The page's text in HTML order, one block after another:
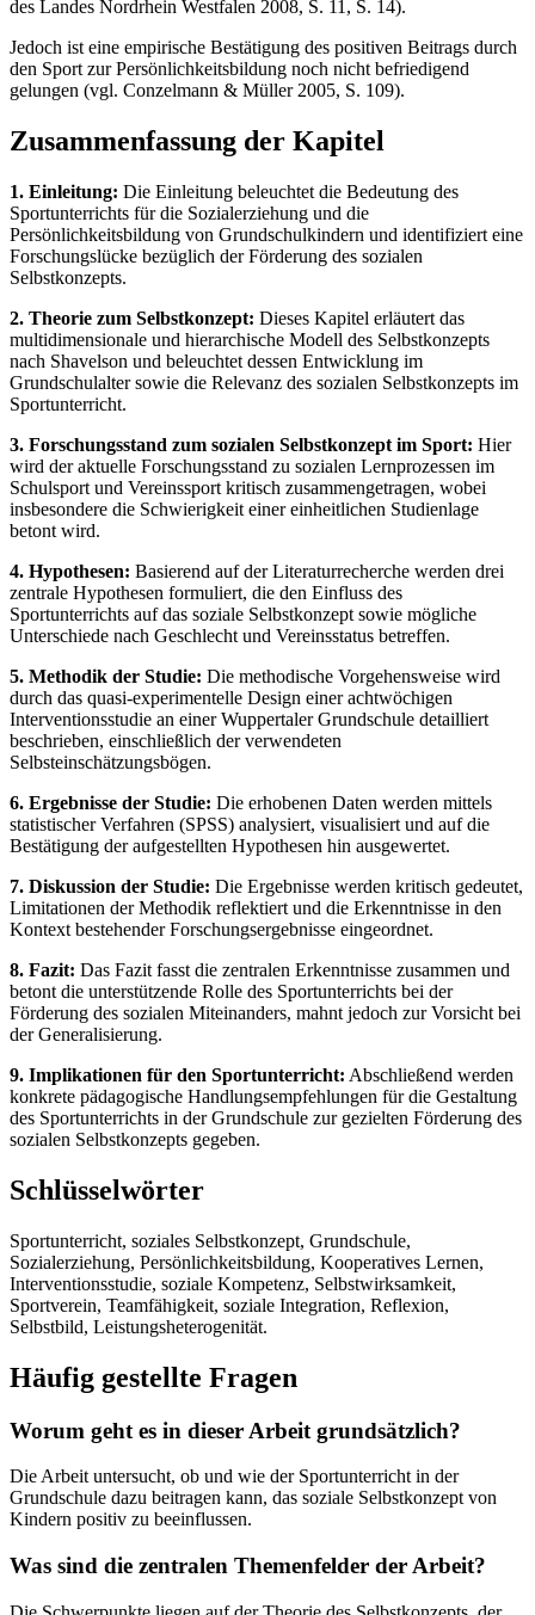
des Landes Nordrhein Westfalen 2008, S. 11, S. 14).
Jedoch ist eine empirische Bestätigung des positiven Beitrags durch
den Sport zur Persönlichkeitsbildung noch nicht befriedigend
gelungen (vgl. Conzelmann & Müller 2005, S. 109).
Zusammenfassung der Kapitel
1. Einleitung: Die Einleitung beleuchtet die Bedeutung des
Sportunterrichts für die Sozialerziehung und die
Persönlichkeitsbildung von Grundschulkindern und identifiziert eine
Forschungslücke bezüglich der Förderung des sozialen
Selbstkonzepts.
2. Theorie zum Selbstkonzept: Dieses Kapitel erläutert das
multidimensionale und hierarchische Modell des Selbstkonzepts
nach Shavelson und beleuchtet dessen Entwicklung im
Grundschulalter sowie die Relevanz des sozialen Selbstkonzepts im
Sportunterricht.
3. Forschungsstand zum sozialen Selbstkonzept im Sport: Hier
wird der aktuelle Forschungsstand zu sozialen Lernprozessen im
Schulsport und Vereinssport kritisch zusammengetragen, wobei
insbesondere die Schwierigkeit einer einheitlichen Studienlage
betont wird.
4. Hypothesen: Basierend auf der Literaturrecherche werden drei
zentrale Hypothesen formuliert, die den Einfluss des
Sportunterrichts auf das soziale Selbstkonzept sowie mögliche
Unterschiede nach Geschlecht und Vereinsstatus betreffen.
5. Methodik der Studie: Die methodische Vorgehensweise wird
durch das quasi-experimentelle Design einer achtwöchigen
Interventionsstudie an einer Wuppertaler Grundschule detailliert
beschrieben, einschließlich der verwendeten
Selbsteinschätzungsbögen.
6. Ergebnisse der Studie: Die erhobenen Daten werden mittels
statistischer Verfahren (SPSS) analysiert, visualisiert und auf die
Bestätigung der aufgestellten Hypothesen hin ausgewertet.
7. Diskussion der Studie: Die Ergebnisse werden kritisch gedeutet,
Limitationen der Methodik reflektiert und die Erkenntnisse in den
Kontext bestehender Forschungsergebnisse eingeordnet.
8. Fazit: Das Fazit fasst die zentralen Erkenntnisse zusammen und
betont die unterstützende Rolle des Sportunterrichts bei der
Förderung des sozialen Miteinanders, mahnt jedoch zur Vorsicht bei
der Generalisierung.
9. Implikationen für den Sportunterricht: Abschließend werden
konkrete pädagogische Handlungsempfehlungen für die Gestaltung
des Sportunterrichts in der Grundschule zur gezielten Förderung des
sozialen Selbstkonzepts gegeben.
Schlüsselwörter
Sportunterricht, soziales Selbstkonzept, Grundschule,
Sozialerziehung, Persönlichkeitsbildung, Kooperatives Lernen,
Interventionsstudie, soziale Kompetenz, Selbstwirksamkeit,
Sportverein, Teamfähigkeit, soziale Integration, Reflexion,
Selbstbild, Leistungsheterogenität.
Häufig gestellte Fragen
Worum geht es in dieser Arbeit grundsätzlich?
Die Arbeit untersucht, ob und wie der Sportunterricht in der
Grundschule dazu beitragen kann, das soziale Selbstkonzept von
Kindern positiv zu beeinflussen.
Was sind die zentralen Themenfelder der Arbeit?